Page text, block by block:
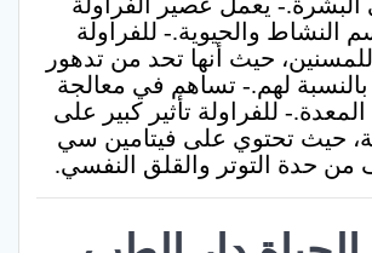
النشاط والحيوية.- للفراولة
حيث أنها تحد من تدهور
بالنسبة لهم.- تساهم في معالجة
للفراولة تأثير كبير على
حيث تحتوي على فيتامين سي
من حدة التوتر والقلق النفسي.